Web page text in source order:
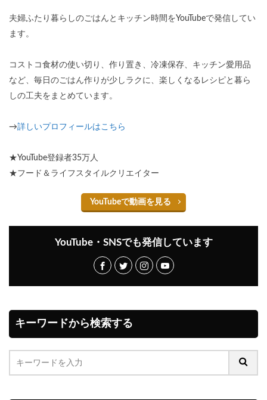
夫婦ふたり暮らしのごはんとキッチン時間をYouTubeで発信してい
ます。
コストコ食材の使い切り、作り置き、冷凍保存、キッチン愛用品
など、毎日のごはん作りが少しラクに、楽しくなるレシピと暮ら
しの工夫をまとめています。
→詳しいプロフィールはこちら
★YouTube登録者35万人
★フード＆ライフスタイルクリエイター
YouTubeで動画を見る
YouTube・SNSでも発信しています
キーワードから検索する